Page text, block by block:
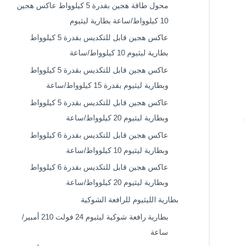
محول طاقة هجين بقدرة 5 كيلوواط عاكس هجين
10 كيلوواط/ساعة بطارية ليثيوم
عاكس هجين قابل للتكديس بقدرة 5 كيلوواط
بطارية ليثيوم 10 كيلوواط/ساعة
عاكس هجين قابل للتكديس بقدرة 5 كيلوواط
وبطارية ليثيوم بقدرة 15 كيلوواط/ساعة
عاكس هجين قابل للتكديس بقدرة 5 كيلوواط
وبطارية ليثيوم 20 كيلوواط/ساعة
عاكس هجين قابل للتكديس بقدرة 6 كيلوواط
وبطارية ليثيوم 10 كيلوواط/ساعة
عاكس هجين قابل للتكديس بقدرة 6 كيلوواط
وبطارية ليثيوم 20 كيلوواط/ساعة
بطارية الليثيوم للرافعة الشوكية
بطارية رافعة شوكية ليثيوم 24 فولت 210 أمبير/
ساعة